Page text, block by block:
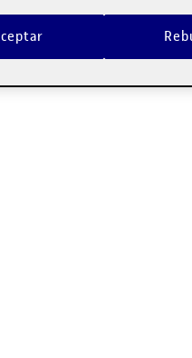
otras cosas recuperadas